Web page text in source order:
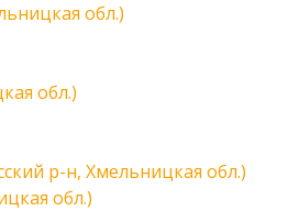
обл.)
обл.)
р-н, Хмельницкая обл.)
обл.)